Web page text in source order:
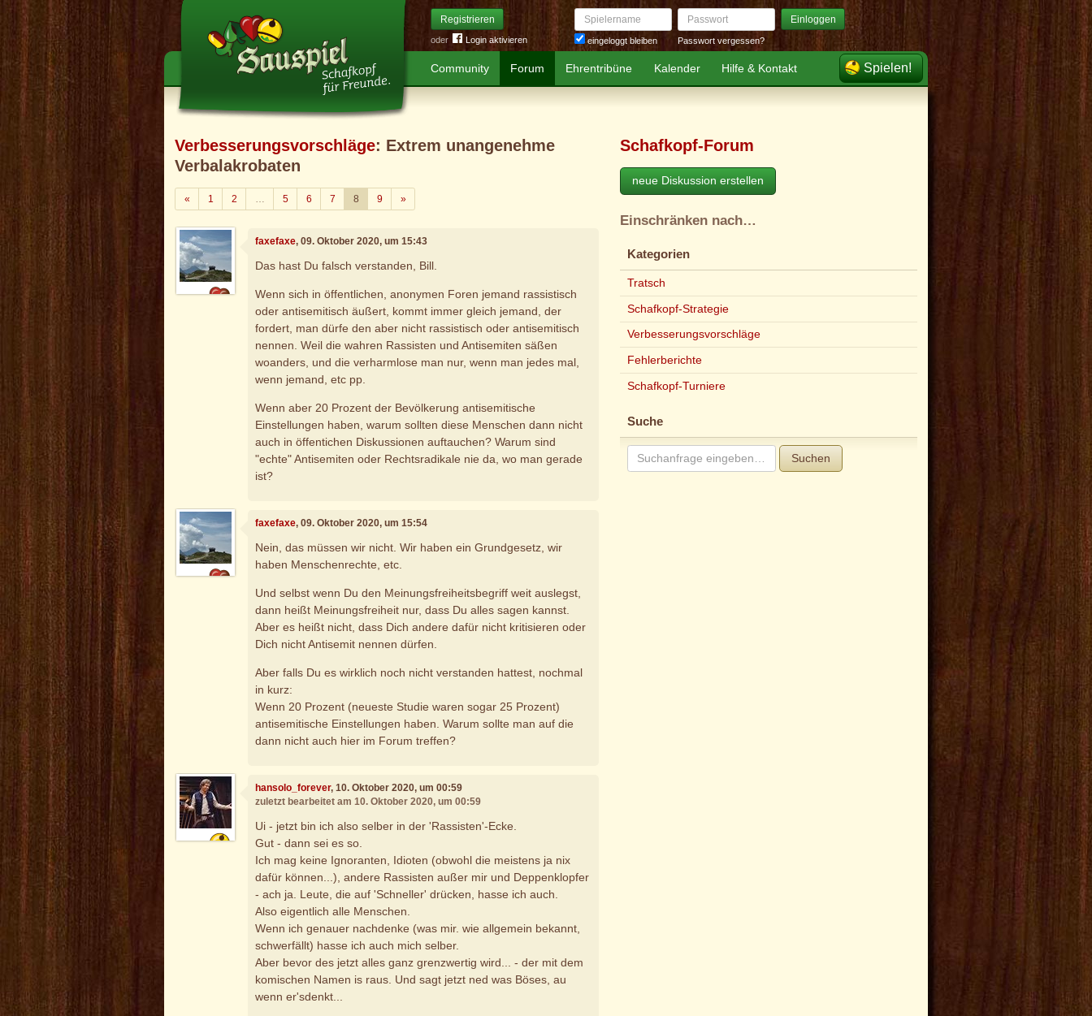
Registrieren
oder Login aktivieren
Spielername
eingeloggt bleiben
Passwort Einloggen
Passwort vergessen?
Community Forum Ehrentribüne Kalender Hilfe & Kontakt Spielen!
Verbesserungsvorschläge: Extrem unangenehme
Verbalakrobaten
«Zurück
1 2 … 5 6 7 8 9 »Weiter
faxefaxe, 09. Oktober 2020, um 15:43
Das hast Du falsch verstanden, Bill.
Wenn sich in öffentlichen, anonymen Foren jemand rassistisch
oder antisemitisch äußert, kommt immer gleich jemand, der
fordert, man dürfe den aber nicht rassistisch oder antisemitisch
nennen. Weil die wahren Rassisten und Antisemiten säßen
woanders, und die verharmlose man nur, wenn man jedes mal,
wenn jemand, etc pp.
Wenn aber 20 Prozent der Bevölkerung antisemitische
Einstellungen haben, warum sollten diese Menschen dann nicht
auch in öffentichen Diskussionen auftauchen? Warum sind
"echte" Antisemiten oder Rechtsradikale nie da, wo man gerade
ist?
faxefaxe, 09. Oktober 2020, um 15:54
Nein, das müssen wir nicht. Wir haben ein Grundgesetz, wir
haben Menschenrechte, etc.
Und selbst wenn Du den Meinungsfreiheitsbegriff weit auslegst,
dann heißt Meinungsfreiheit nur, dass Du alles sagen kannst.
Aber es heißt nicht, dass Dich andere dafür nicht kritisieren oder
Dich nicht Antisemit nennen dürfen.
Aber falls Du es wirklich noch nicht verstanden hattest, nochmal
in kurz:
Wenn 20 Prozent (neueste Studie waren sogar 25 Prozent)
antisemitische Einstellungen haben. Warum sollte man auf die
dann nicht auch hier im Forum treffen?
hansolo_forever, 10. Oktober 2020, um 00:59
zuletzt bearbeitet am 10. Oktober 2020, um 00:59
Ui - jetzt bin ich also selber in der 'Rassisten'-Ecke.
Gut - dann sei es so.
Ich mag keine Ignoranten, Idioten (obwohl die meistens ja nix
dafür können...), andere Rassisten außer mir und Deppenklopfer
- ach ja. Leute, die auf 'Schneller' drücken, hasse ich auch.
Also eigentlich alle Menschen.
Wenn ich genauer nachdenke (was mir. wie allgemein bekannt,
schwerfällt) hasse ich auch mich selber.
Aber bevor des jetzt alles ganz grenzwertig wird... - der mit dem
komischen Namen is raus. Und sagt jetzt ned was Böses, au
wenn er'sdenkt...
Schafkopf-Forum
neue Diskussion erstellen
Einschränken nach…
Kategorien
Tratsch
Schafkopf-Strategie
Verbesserungsvorschläge
Fehlerberichte
Schafkopf-Turniere
Suche
Suchen